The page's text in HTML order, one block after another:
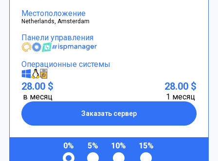
Местоположение
Netherlands, Amsterdam
Панели управления
Операционные системы
28.00 $
в месяц
Заказать сервер
28.00 $
1 месяц
0% 5% 10% 15%